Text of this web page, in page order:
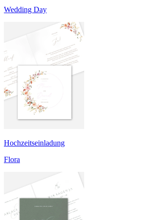
Wedding Day
Hochzeitseinladung
Flora